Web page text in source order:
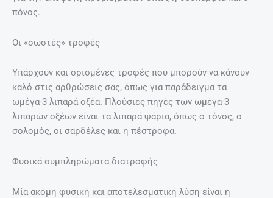
πόνος.
Οι «σωστές» τροφές
Υπάρχουν και ορισμένες τροφές που μπορούν να κάνουν
καλό στις αρθρώσεις σας, όπως για παράδειγμα τα
ωμέγα-3 λιπαρά οξέα. Πλούσιες πηγές των ωμέγα-3
λιπαρών οξέων είναι τα λιπαρά ψάρια, όπως ο τόνος, ο
σολομός, οι σαρδέλες και η πέστροφα.
Φυσικά συμπληρώματα διατροφής
Μία ακόμη φυσική και αποτελεσματική λύση είναι η